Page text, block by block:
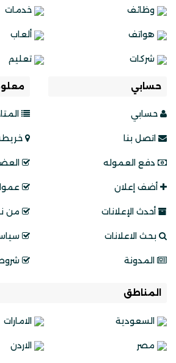
وظائف خدمات
هواتف ألعاب
شركات تعليم
حسابي
حسابي
اتصل بنا
دفع العموله
أضف إعلان
أحدث الإعلانات
بحث الاعلانات
المدونة
من
المناطق
السعودية الامارات
مصر الاردن